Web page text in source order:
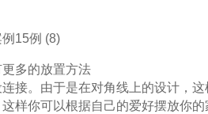
多的放置方法
接。由于是在对角线上的设计，
样你可以根据自己的爱好摆放你的